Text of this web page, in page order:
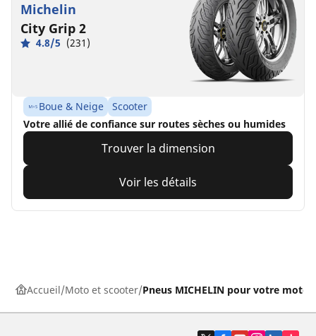
Michelin
City Grip 2
4.8/5 (231)
Boue & Neige
Scooter
Votre allié de confiance sur routes sèches ou humides
Trouver la dimension
Voir les détails
Accueil Moto et scooter Pneus MICHELIN pour votre moto